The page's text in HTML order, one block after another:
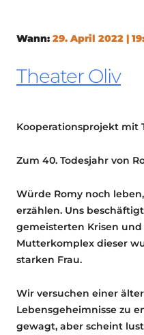
Wann: 29. April 2022 |
Theater Oliv
Kooperationsprojekt mit
Zum 40. Todesjahr von
Würde Romy noch
erzählen. Uns
gemeisterten Krisen
Mutterkomplex dieser
starken Frau.
Wir versuchen einer
Lebensgeheimnisse zu
gewagt, aber scheint